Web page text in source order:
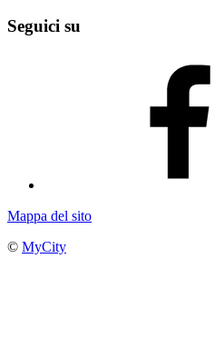
Seguici su
Mappa del sito
© MyCity